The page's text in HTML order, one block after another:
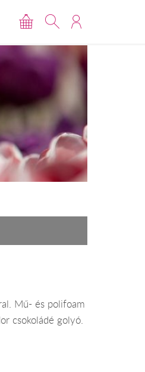
Mű- és polifoam
csokoládé golyó.